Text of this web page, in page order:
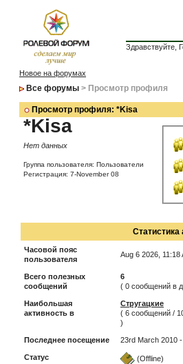
Здравствуйте,
Новое на форумах
Все форумы > Просмотр профиля
Просмотр профиля: *Kisa
*Kisa
Нет данных
Группа пользователя: Пользователи
Регистрация: 7-November 08
Статистика
Часовой пояс
пользователя
Aug 6 2026, 11:18
Всего полезных
сообщений
6
( 0 сообщений в
Наибольшая
активность в
Стругацкие
( 6 сообщений /
)
Последнее посещение 23rd March 2010
Статус (Offline)